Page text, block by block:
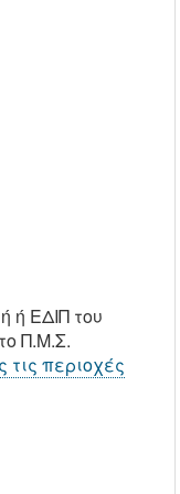
ή ΕΔΙΠ του
Π.Μ.Σ.
περιοχές